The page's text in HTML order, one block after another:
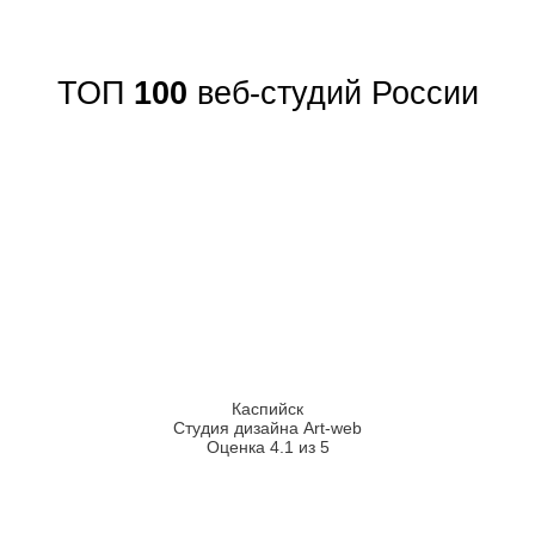
ТОП 100 веб-студий России
Каспийск
Студия дизайна Art-web
Оценка 4.1 из 5